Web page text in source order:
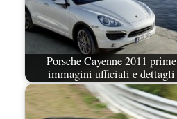
Porsche Cayenne 2011 prime
immagini ufficiali e dettagli